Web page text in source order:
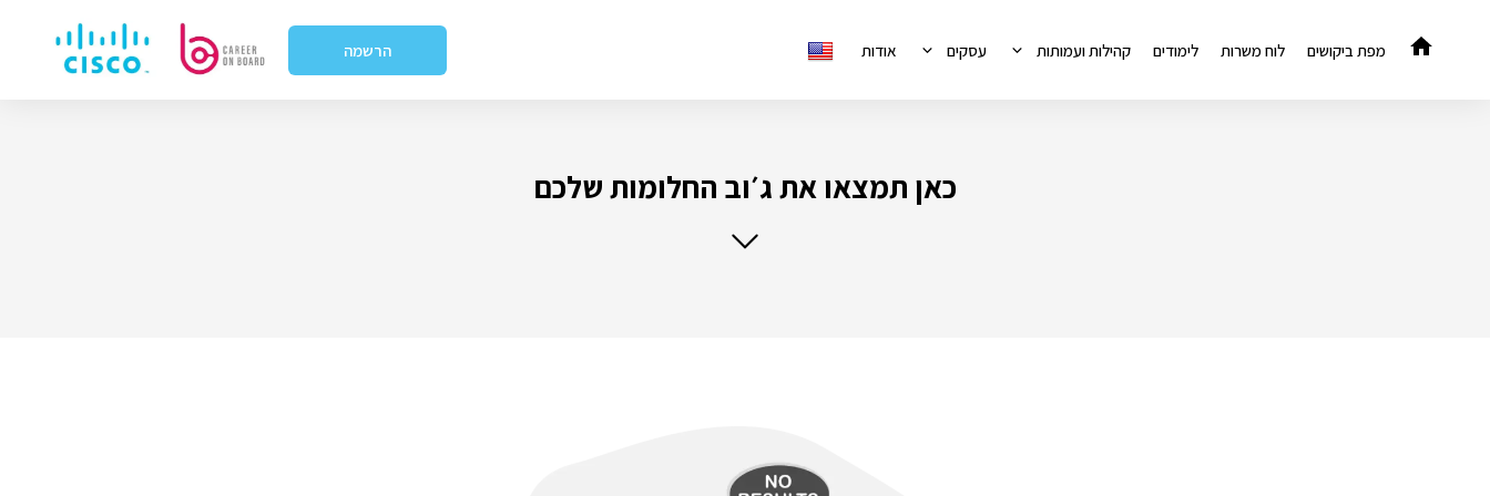
מפת ביקושים לוח משרות לימודים קהילות ועמותות עסקים אודות הרשמה
כאן תמצאו את ג׳וב החלומות שלכם